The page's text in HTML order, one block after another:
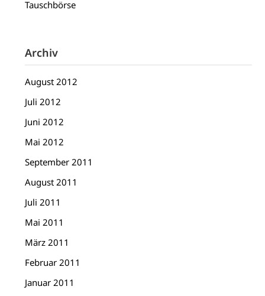
Tauschbörse
Archiv
August 2012
Juli 2012
Juni 2012
Mai 2012
September 2011
August 2011
Juli 2011
Mai 2011
März 2011
Februar 2011
Januar 2011